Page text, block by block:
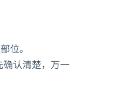
位。
认清楚，万一